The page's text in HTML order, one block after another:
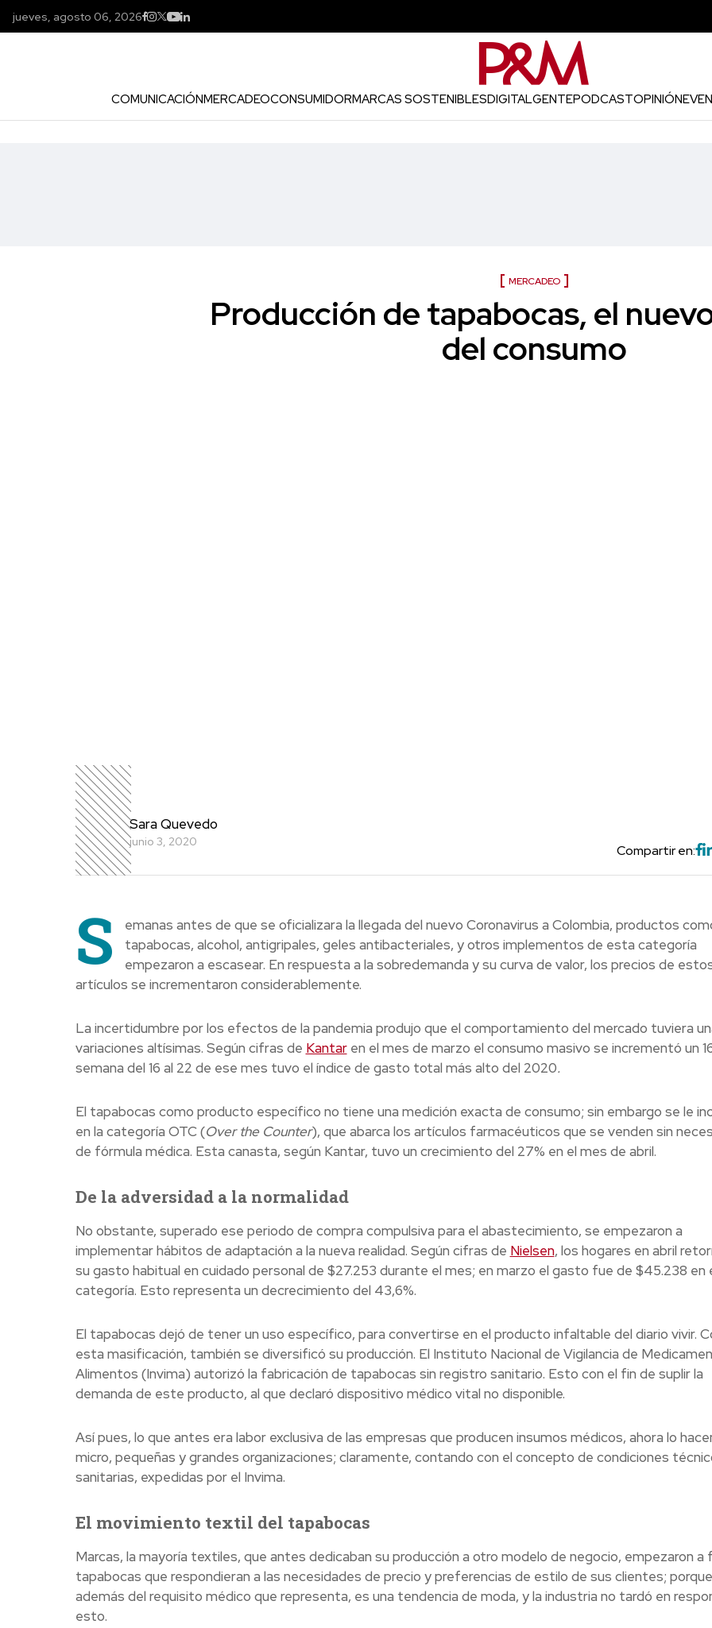
jueves, agosto 06, 2026
COMUNICACIÓNMERCADEOCONSUMIDORMARCAS SOSTENIBLESDIGITALGENTEPODCASTOPINIÓN
MERCADEO
Producción de tapabocas, el
del consumo
Sara Quevedo
junio 3, 2020
Compartir en:
S
emanas antes de que se oficializara la llegada del nuevo Coronavirus a Colombia, productos
tapabocas, alcohol, antigripales, geles antibacteriales, y otros implementos de esta categoría
empezaron a escasear. En respuesta a la sobredemanda y su curva de valor, los precios de
artículos se incrementaron considerablemente.
La incertidumbre por los efectos de la pandemia produjo que el comportamiento del mercado tuviera
variaciones altísimas. Según cifras de Kantaren el mes de marzo el consumo masivo se incrementó un
semana del 16 al 22 de ese mes tuvo el índice de gasto total más alto del 2020.
El tapabocas como producto específico no tiene una medición exacta de consumo; sin embargo se le
en la categoría OTC (Over the Counter), que abarca los artículos farmacéuticos que se venden sin
de fórmula médica. Esta canasta, según Kantar, tuvo un crecimiento del 27% en el mes de abril.
De la adversidad a la normalidad
No obstante, superado ese periodo de compra compulsiva para el abastecimiento, se empezaron a
implementar hábitos de adaptación a la nueva realidad. Según cifras de Nielsen, los hogares en abril
su gasto habitual en cuidado personal de $27.253 durante el mes; en marzo el gasto fue de $45.238 en
categoría. Esto representa un decrecimiento del 43,6%.
El tapabocas dejó de tener un uso específico, para convertirse en el producto infaltable del diario vivir.
esta masificación, también se diversificó su producción. El Instituto Nacional de Vigilancia de
Alimentos (Invima) autorizó la fabricación de tapabocas sin registro sanitario. Esto con el fin de suplir la
demanda de este producto, al que declaró dispositivo médico vital no disponible.
Así pues, lo que antes era labor exclusiva de las empresas que producen insumos médicos, ahora lo
micro, pequeñas y grandes organizaciones; claramente, contando con el concepto de condiciones
sanitarias, expedidas por el Invima.
El movimiento textil del tapabocas
Marcas, la mayoría textiles, que antes dedicaban su producción a otro modelo de negocio, empezaron a
tapabocas que respondieran a las necesidades de precio y preferencias de estilo de sus clientes; porque
además del requisito médico que representa, es una tendencia de moda, y la industria no tardó en
esto.